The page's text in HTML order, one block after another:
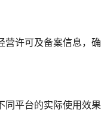
许可及备案信息，确
平台的实际使用效